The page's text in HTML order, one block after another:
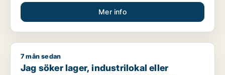
Mer info
Jag söker lager, industrilokal eller fastighetsmark till salu i
7 mån sedan
Jag söker lager, industrilokal eller